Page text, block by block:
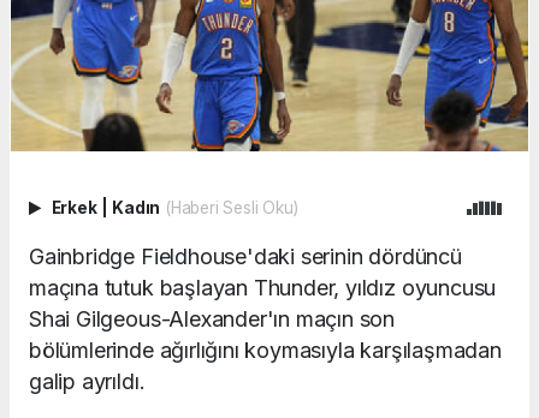
Erkek Kadın (Haberi Sesli Oku)
Gainbridge Fieldhouse'daki serinin dördüncü
maçına tutuk başlayan Thunder, yıldız oyuncusu
Shai Gilgeous-Alexander'ın maçın son
bölümlerinde ağırlığını koymasıyla karşılaşmadan
galip ayrıldı.